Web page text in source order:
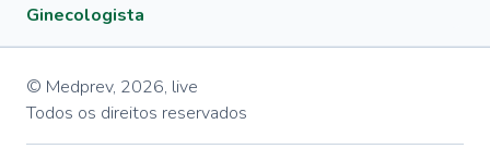
Ginecologista
© Medprev, 2026, live
Todos os direitos reservados